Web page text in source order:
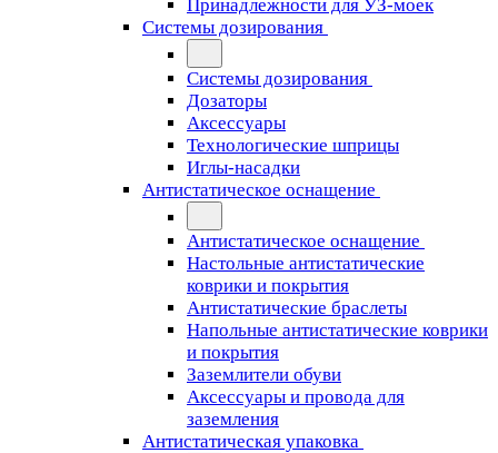
Принадлежности для УЗ-моек
Системы дозирования
Системы дозирования
Дозаторы
Аксессуары
Технологические шприцы
Иглы-насадки
Антистатическое оснащение
Антистатическое оснащение
Настольные антистатические
коврики и покрытия
Антистатические браслеты
Напольные антистатические коврики
и покрытия
Заземлители обуви
Аксессуары и провода для
заземления
Антистатическая упаковка